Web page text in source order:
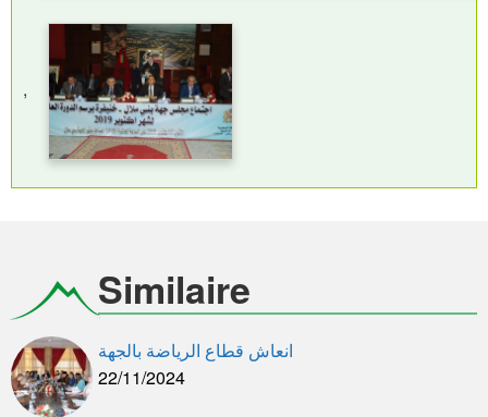
,
Similaire
انعاش قطاع الرياضة بالجهة
22/11/2024